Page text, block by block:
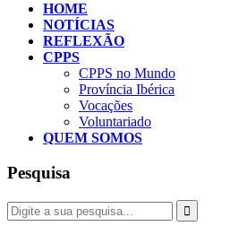
HOME
NOTÍCIAS
REFLEXÃO
CPPS
CPPS no Mundo
Província Ibérica
Vocações
Voluntariado
QUEM SOMOS
Pesquisa